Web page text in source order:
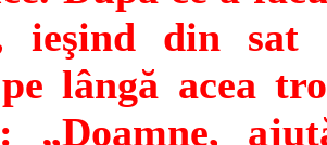
ieşind din
lângă acea
„Doamne,